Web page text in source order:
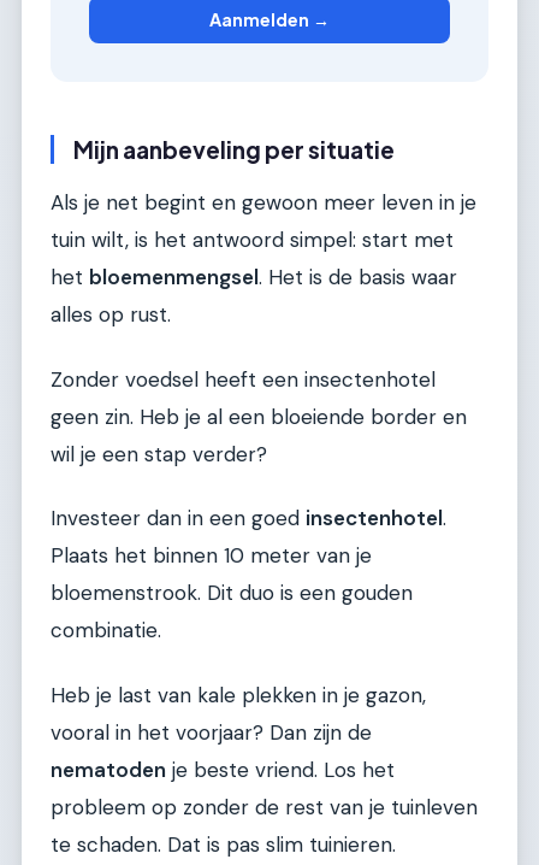
Aanmelden →
Mijn aanbeveling per situatie
Als je net begint en gewoon meer leven in je
tuin wilt, is het antwoord simpel: start met
het bloemenmengsel. Het is de basis waar
alles op rust.
Zonder voedsel heeft een insectenhotel
geen zin. Heb je al een bloeiende border en
wil je een stap verder?
Investeer dan in een goed insectenhotel.
Plaats het binnen 10 meter van je
bloemenstrook. Dit duo is een gouden
combinatie.
Heb je last van kale plekken in je gazon,
vooral in het voorjaar? Dan zijn de
nematoden je beste vriend. Los het
probleem op zonder de rest van je tuinleven
te schaden. Dat is pas slim tuinieren.